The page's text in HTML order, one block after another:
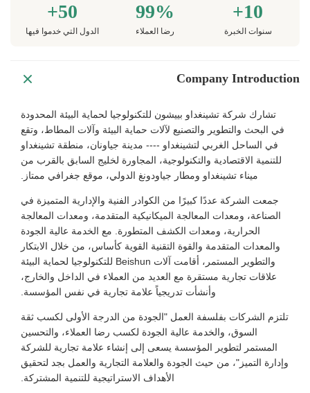
10+
سنوات الخبرة
99%
رضا العملاء
50+
الدول التي خدموا فيها
Company Introduction
تشارك شركة تشينغداو بييشون للتكنولوجيا لحماية البيئة المحدودة
في البحث والتطوير والتصنيع لآلات حماية البيئة وآلات المطاط، وتقع
في الساحل الغربي لتشينغداو ---- مدينة جياونان، منطقة تشينغداو
للتنمية الاقتصادية والتكنولوجية، المجاورة لخليج السابق بالقرب من
ميناء تشينغداو ومطار جياودونغ الدولي، موقع جغرافي ممتاز.
جمعت الشركة عددًا كبيرًا من الكوادر الفنية والإدارية المتميزة في
الصناعة، ومعدات المعالجة الميكانيكية المتقدمة، ومعدات المعالجة
الحرارية، ومعدات الكشف المتطورة. مع الخدمة عالية الجودة
والمعدات المتقدمة والقوة التقنية القوية كأساس، من خلال الابتكار
والتطوير المستمر، أقامت آلات Beishun للتكنولوجيا لحماية البيئة
علاقات تجارية مستقرة مع العديد من العملاء في الداخل والخارج،
وأنشأت تدريجياً علامة تجارية في نفس المؤسسة.
تلتزم الشركات بفلسفة العمل "الجودة من الدرجة الأولى لكسب ثقة
السوق، والخدمة عالية الجودة لكسب رضا العملاء، والتحسين
المستمر لتطوير المؤسسة يسعى إلى إنشاء علامة تجارية للشركة
وإدارة التميز"، من حيث الجودة والعلامة التجارية والعمل بجد لتحقيق
الأهداف الاستراتيجية للتنمية المشتركة.